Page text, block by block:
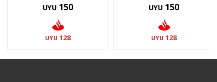
UYU 150
UYU 128
UYU 150
UYU 128